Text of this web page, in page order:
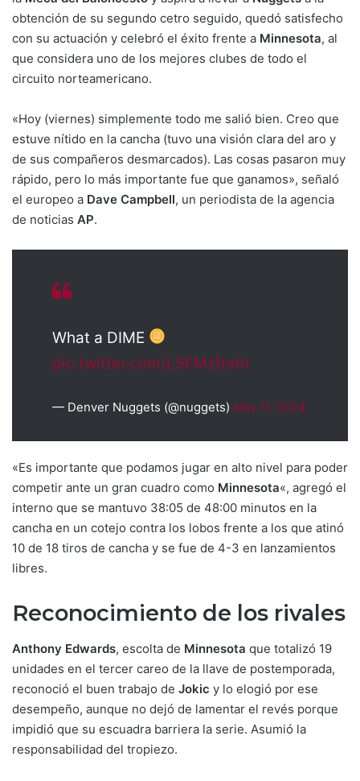
obtención de su segundo cetro seguido, quedó satisfecho
con su actuación y celebró el éxito frente a Minnesota, al
que considera uno de los mejores clubes de todo el
circuito norteamericano.
«Hoy (viernes) simplemente todo me salió bien. Creo que
estuve nítido en la cancha (tuvo una visión clara del aro y
de sus compañeros desmarcados). Las cosas pasaron muy
rápido, pero lo más importante fue que ganamos», señaló
el europeo a Dave Campbell, un periodista de la agencia
de noticias AP.
What a DIME
pic.twitter.com/L5FMzfreht
— Denver Nuggets (@nuggets) May 11, 2024
«Es importante que podamos jugar en alto nivel para poder
competir ante un gran cuadro como Minnesota«, agregó el
interno que se mantuvo 38:05 de 48:00 minutos en la
cancha en un cotejo contra los lobos frente a los que atinó
10 de 18 tiros de cancha y se fue de 4-3 en lanzamientos
libres.
Reconocimiento de los rivales
Anthony Edwards, escolta de Minnesota que totalizó 19
unidades en el tercer careo de la llave de postemporada,
reconoció el buen trabajo de Jokic y lo elogió por ese
desempeño, aunque no dejó de lamentar el revés porque
impidió que su escuadra barriera la serie. Asumió la
responsabilidad del tropiezo.